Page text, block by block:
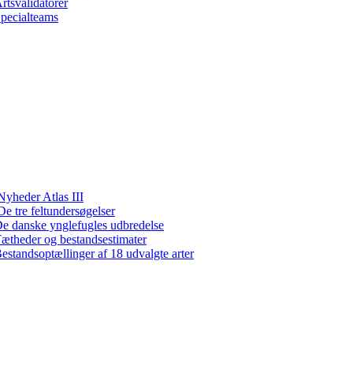
Atlas III
tre feltundersøgelser
danske ynglefugles udbredelse
og bestandsestimater
af 18 udvalgte arter